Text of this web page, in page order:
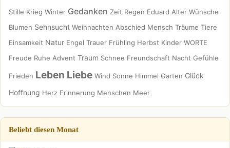
Stille Krieg Winter Gedanken Zeit Regen Eduard Alter Wünsche
Blumen Sehnsucht Weihnachten Abschied Mensch Träume Tiere
Einsamkeit Natur Engel Trauer Frühling Herbst Kinder WORTE
Freude Ruhe Advent Traum Schnee Freundschaft Nacht Gefühle
Frieden Leben Liebe Wind Sonne Himmel Garten Glück
Hoffnung Herz Erinnerung Menschen Meer
Beliebt diesen Monat